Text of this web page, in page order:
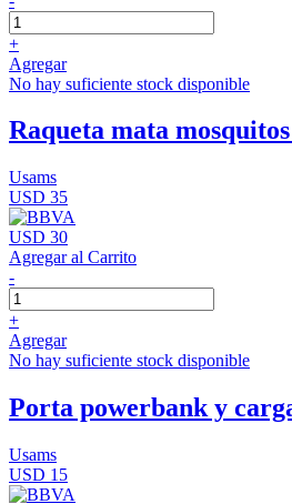
+
Agregar
No hay suficiente stock disponible
Raqueta mata
Usams
USD 35
USD 30
Agregar al Carrito
-
+
Agregar
No hay suficiente stock disponible
Porta powerbank y
Usams
USD 15